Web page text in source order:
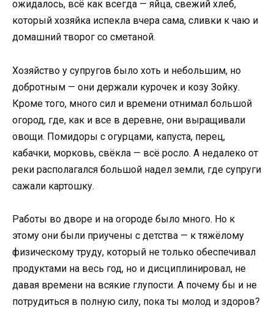
ожидалось, всё как всегда — яйца, свежий хлеб,
который хозяйка испекла вчера сама, сливки к чаю и
домашний творог со сметаной.
Хозяйство у супругов было хоть и небольшим, но
добротным — они держали курочек и козу Зойку.
Кроме того, много сил и времени отнимал большой
огород, где, как и все в деревне, они выращивали
овощи. Помидоры с огурцами, капуста, перец,
кабачки, морковь, свёкла — всё росло. А недалеко от
реки располагался большой надел земли, где супруги
сажали картошку.
Работы во дворе и на огороде было много. Но к
этому они были приучены с детства — к тяжёлому
физическому труду, который не только обеспечивал
продуктами на весь год, но и дисциплинировал, не
давая времени на всякие глупости. А почему бы и не
потрудиться в полную силу, пока ты молод и здоров?